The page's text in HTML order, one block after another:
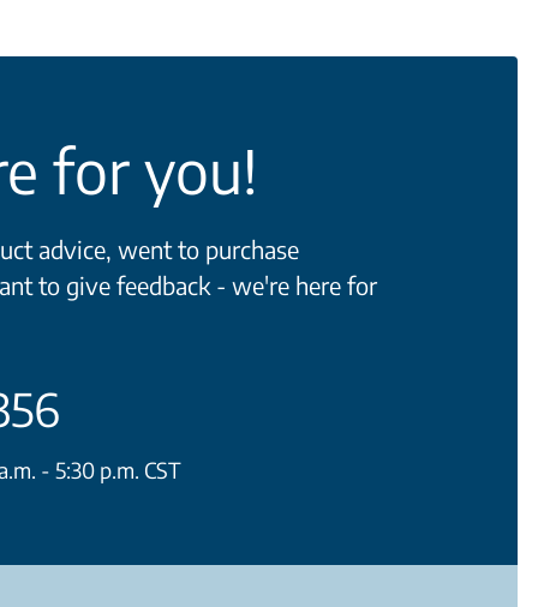
for you!
advice, went to purchase
to give feedback - we're here for
- 5:30 p.m. CST